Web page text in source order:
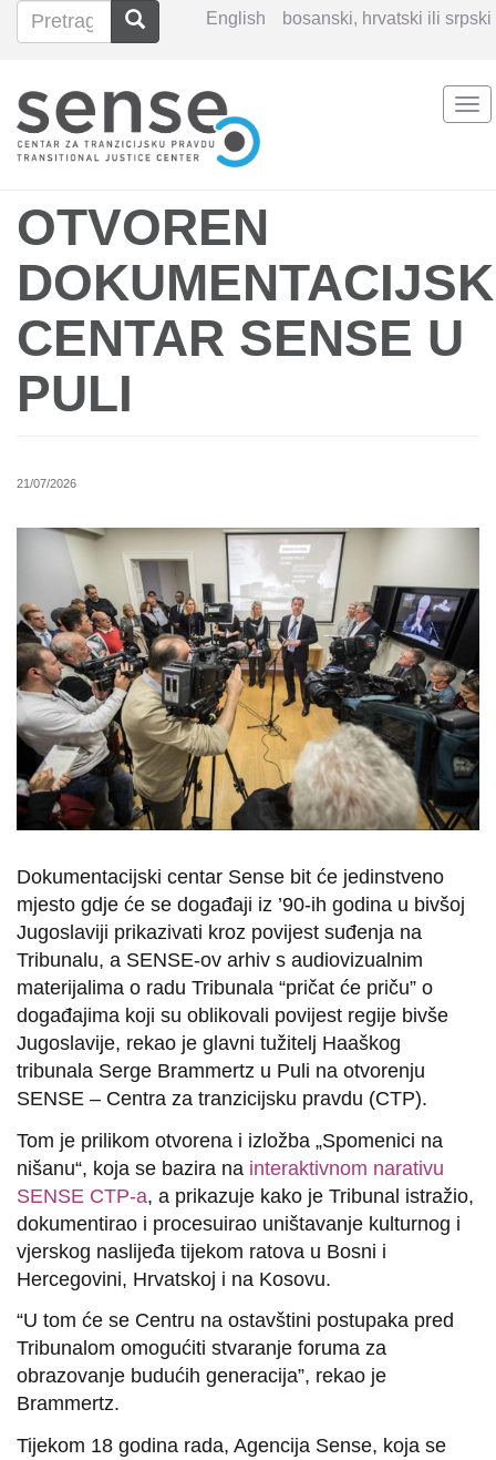
Skoči
na
sadržaj
English bosanski, hrvatski ili srpski
Search
Pretraga Pretraga
OTVOREN
CENTAR SENSE U
PULI
21/07/2026
Dokumentacijski centar Sense bit će jedinstveno
mjesto gdje će se događaji iz ’90-ih godina u bivšoj
Jugoslaviji prikazivati kroz povijest suđenja na
Tribunalu, a SENSE-ov arhiv s audiovizualnim
materijalima o radu Tribunala “pričat će priču” o
događajima koji su oblikovali povijest regije bivše
Jugoslavije, rekao je glavni tužitelj Haaškog
tribunala Serge Brammertz u Puli na otvorenju
SENSE – Centra za tranzicijsku pravdu (CTP).
Tom je prilikom otvorena i izložba „Spomenici na
nišanu“, koja se bazira na interaktivnom narativu
SENSE CTP-a, a prikazuje kako je Tribunal istražio,
dokumentirao i procesuirao uništavanje kulturnog i
vjerskog naslijeđa tijekom ratova u Bosni i
Hercegovini, Hrvatskoj i na Kosovu.
“U tom će se Centru na ostavštini postupaka pred
Tribunalom omogućiti stvaranje foruma za
obrazovanje budućih generacija”, rekao je
Brammertz.
Tijekom 18 godina rada, Agencija Sense, koja se